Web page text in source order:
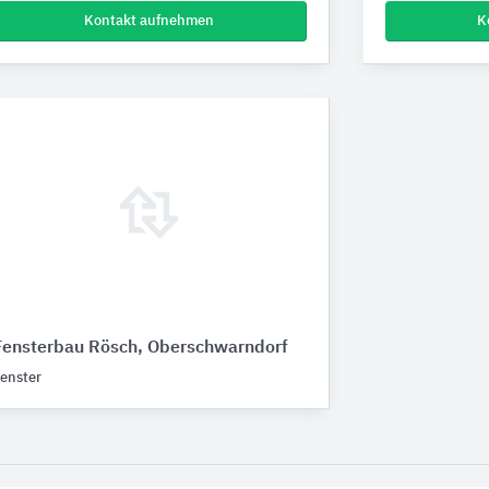
Kontakt aufnehmen
Rösch, Oberschwarndorf